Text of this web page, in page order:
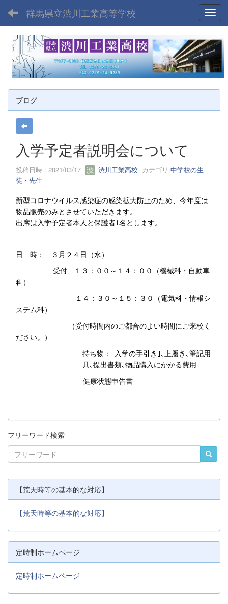
群馬県立渋川工業高等学校
ブログ
入学予定者説明会について
投稿日時 : 2021/03/17 渋川工業高校 カテゴリ:中学校の生
徒・先生
新型コロナウイルス感染症の感染拡大防止のため、今年度は
物品販売のみとさせていただきます。
出席は入学予定者本人と保護者1名とします。
日 時： ３月２４日（水）
受付 １３：００～１４：００（機械科・自動車
科）
１４：３０～１５：３０（電気科・情報シ
ステム科）
（受付時間内のご都合のよい時間にご来校く
ださい。）
持ち物：｢入学の手引き｣､上履き､筆記用
具､提出書類､物品購入にかかる費用
健康状態申告書
フリーワード検索
【荒天時等の基本的な対応】
【荒天時等の基本的な対応】
定時制ホームページ
定時制ホームページ